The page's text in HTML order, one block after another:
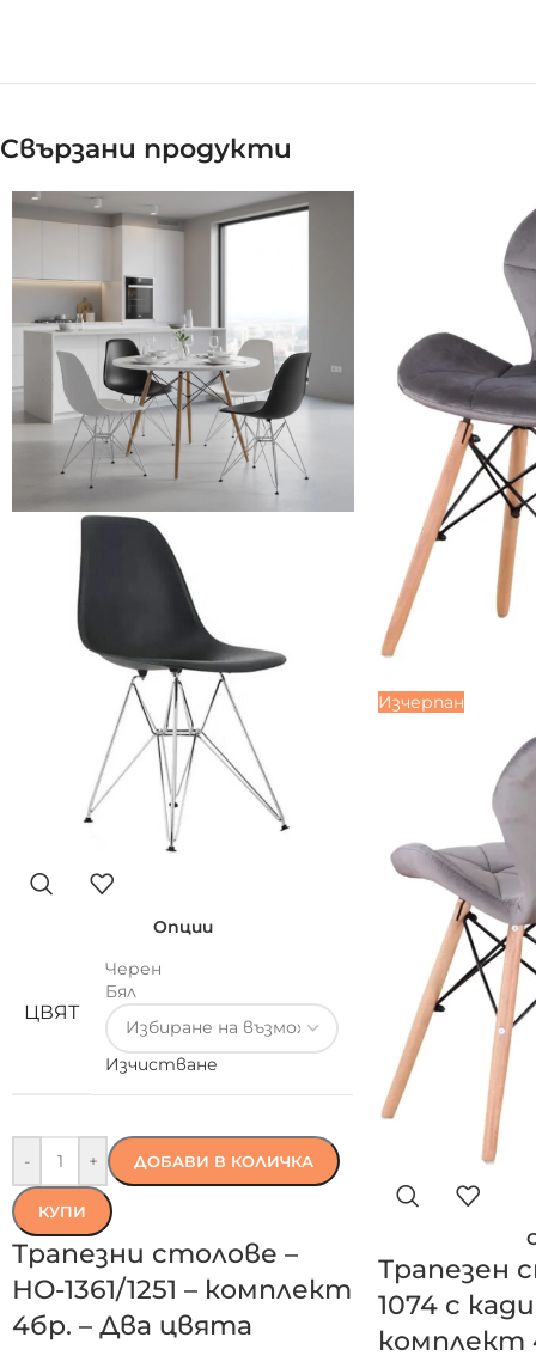
Свързани продукти
Опции
ЦВЯТ
Черен
Бял
Изчистване
- + ДОБАВИ В КОЛИЧКА
КУПИ
Трапезни столове –
HO-1361/1251 – комплект
4бр. – Два цвята
Изчерпан
Трапезен
1074 с
комплект